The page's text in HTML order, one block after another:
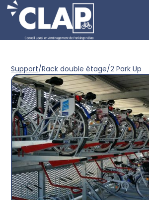
Support/Rack double étage/2 Park Up